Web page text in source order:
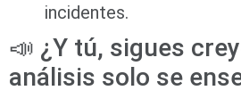
incidentes.
📣 ¿Y tú, sigues
análisis solo se